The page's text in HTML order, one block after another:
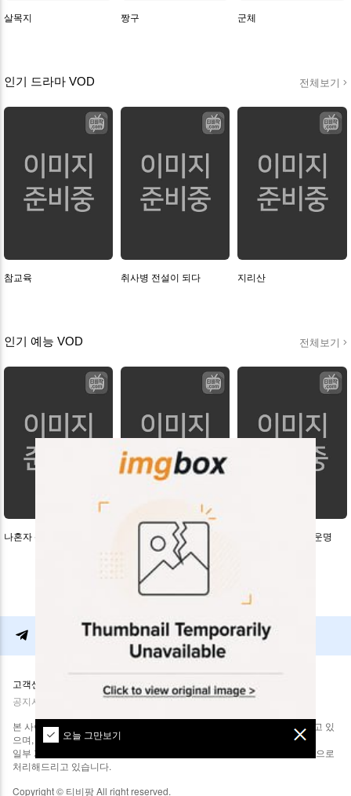
살목지 짱구 군체
인기 드라마 VOD 전체보기
참교육 취사병 전설이 되다 지리산
인기 예능 VOD 전체보기
나혼자 산다 동상이몽2 너는 내운명
오늘 그만보기
고객센터 개인정보처리방침 광고문의
공지사항
본 사이트는 인터넷상에서 수집된 다른 사이트에 대한 링크정보를 포함하고 있
으며, 미디어 파일을 호스팅하거나 업로드하지 않습니다.
일부 게시글에 대하여 삭제 처리를 도와드리고 있으며, 연락주시면 순차적으로
처리해드리고 있습니다.
Copyright © 티비팡 All right reserved.